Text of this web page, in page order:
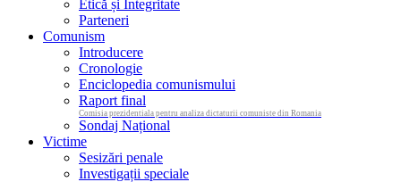
Etică și Integritate
Parteneri
Comunism
Introducere
Cronologie
Enciclopedia comunismului
Raport final
Comisia prezidentiala pentru analiza dictaturii comuniste din Romania
Sondaj Național
Victime
Sesizări penale
Investigații speciale